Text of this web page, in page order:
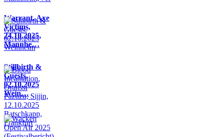
Warrant, Axe
Victims,
24.10.2025,
Mannhe…
Stillbirth &
Guests,
02.10.2025
Wein…